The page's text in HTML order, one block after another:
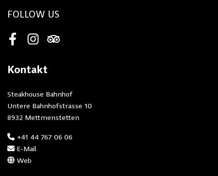
FOLLOW US
FacebookInstagramTripadvisor
Kontakt
Steakhouse Bahnhof
Untere Bahnhofstrasse 10
8932 Mettmenstetten
+41 44 767 06 06
E-Mail
Web